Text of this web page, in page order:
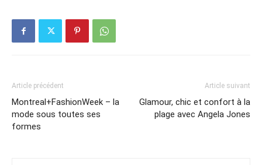
Article précédent
Montreal+FashionWeek – la
mode sous toutes ses
formes
Article suivant
Glamour, chic et confort à la
plage avec Angela Jones